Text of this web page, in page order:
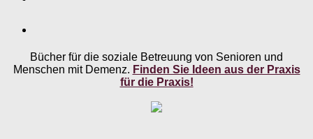
Bücher für die soziale Betreuung von Senioren und
Menschen mit Demenz. Finden Sie Ideen aus der Praxis
für die Praxis!